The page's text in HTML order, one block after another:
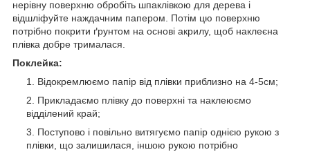
нерівну поверхню обробіть шпаклівкою для дерева і
відшліфуйте наждачним папером. Потім цю поверхню
потрібно покрити ґрунтом на основі акрилу, щоб наклеєна
плівка добре трималася.
Поклейка:
Відокремлюємо папір від плівки приблизно на 4-5см;
Прикладаємо плівку до поверхні та наклеюємо
відділений край;
Поступово і повільно витягуємо папір однією рукою з
плівки, що залишилася, іншою рукою потрібно